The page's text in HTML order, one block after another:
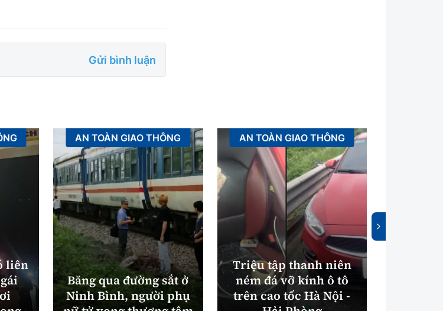
Gửi bình luận
liên
AN TOÀN GIAO THÔNG
Băng qua đường sắt ở
Ninh Bình, người phụ
AN TOÀN GIAO THÔNG
Triệu tập thanh niên
ném đá vỡ kính ô tô
trên cao tốc Hà Nội -